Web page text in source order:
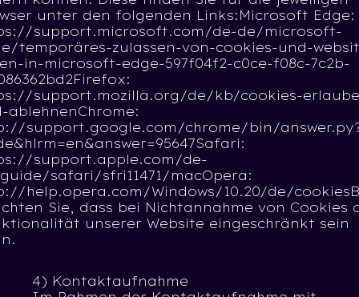
unter den folgenden Links:Microsoft Edge:
support.microsoft.com/de-de/microsoft-
temporäres-zulassen-von-cookies-und-
in-microsoft-edge-597f04f2-c0ce-f08c-7c2b-
support.mozilla.org/de/kb/cookies-
ablehnenChrome:
support.google.com/chrome/bin/
support.apple.com/de-
safari/sfri11471/macOpera:
help.opera.com/Windows/10.20/de/
Sie, dass bei Nichtannahme von Cookies
unserer Website eingeschränkt sein
4) Kontaktaufnahme